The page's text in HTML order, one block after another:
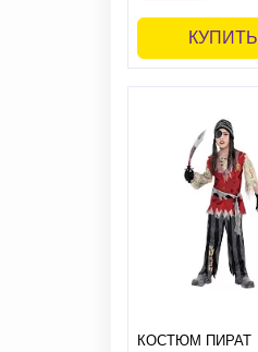
КУПИТЬ
КОСТЮМ ПИРАТ